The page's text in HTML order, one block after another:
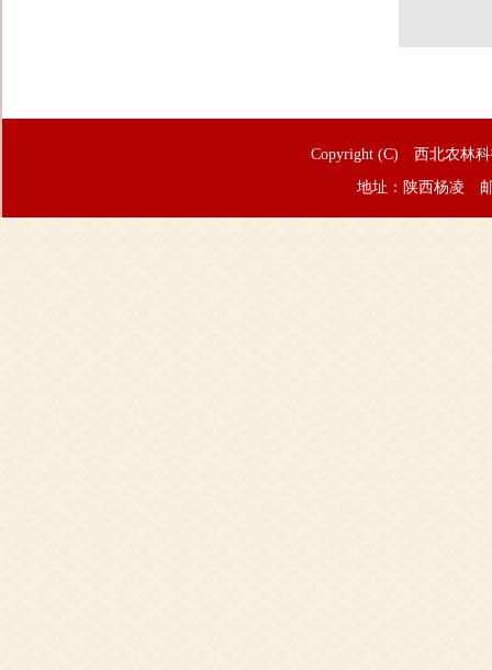
Copyright (C) 西北农林
地址：陕西杨凌